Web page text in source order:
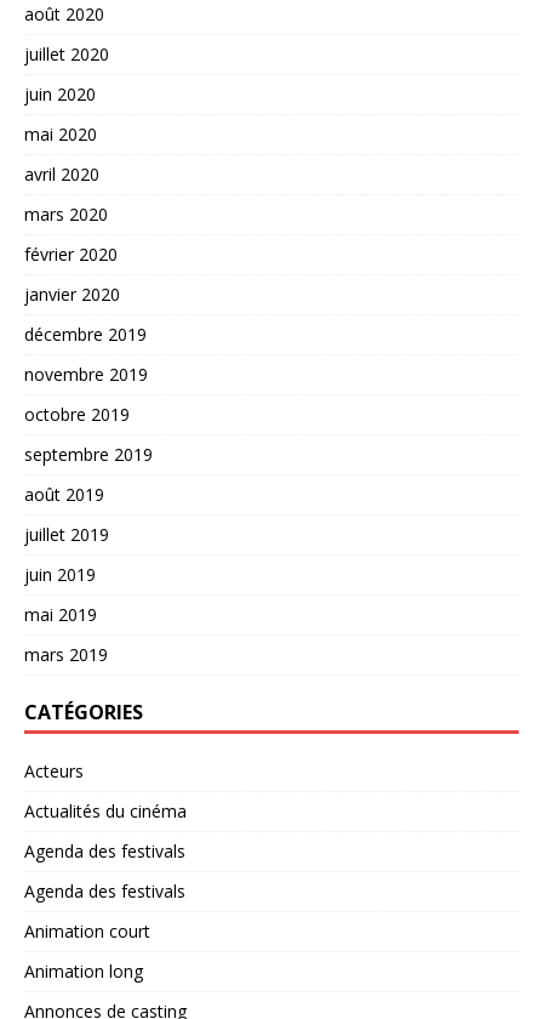
août 2020
juillet 2020
juin 2020
mai 2020
avril 2020
mars 2020
février 2020
janvier 2020
décembre 2019
novembre 2019
octobre 2019
septembre 2019
août 2019
juillet 2019
juin 2019
mai 2019
mars 2019
CATÉGORIES
Acteurs
Actualités du cinéma
Agenda des festivals
Agenda des festivals
Animation court
Animation long
Annonces de casting